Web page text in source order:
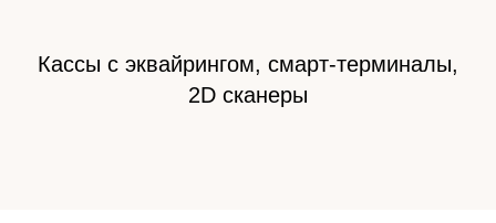
Кассы с эквайрингом, смарт-терминалы,
2D сканеры